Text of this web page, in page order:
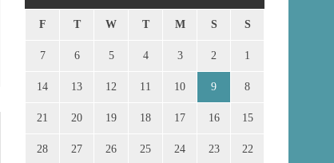
S
S
M
T
W
T
F
1
2
3
4
5
6
7
8
9
10
11
12
13
14
15
16
17
18
19
20
21
22
23
24
25
26
27
28